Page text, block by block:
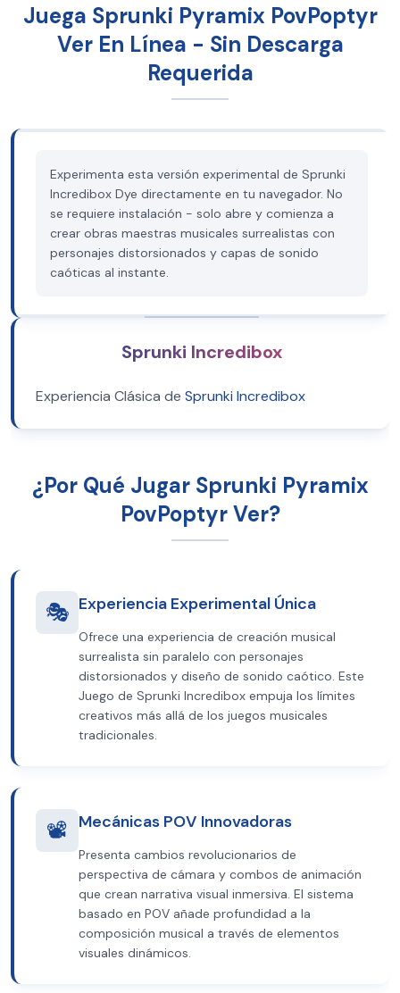
Juega Sprunki Pyramix PovPoptyr
Ver En Línea - Sin Descarga
Requerida
Experimenta esta versión experimental de Sprunki
Incredibox Dye directamente en tu navegador. No
se requiere instalación - solo abre y comienza a
crear obras maestras musicales surrealistas con
personajes distorsionados y capas de sonido
caóticas al instante.
Sprunki Incredibox
Experiencia Clásica de Sprunki Incredibox
¿Por Qué Jugar Sprunki Pyramix
PovPoptyr Ver?
🎭 Experiencia Experimental Única
Ofrece una experiencia de creación musical
surrealista sin paralelo con personajes
distorsionados y diseño de sonido caótico. Este
Juego de Sprunki Incredibox empuja los límites
creativos más allá de los juegos musicales
tradicionales.
📽️ Mecánicas POV Innovadoras
Presenta cambios revolucionarios de
perspectiva de cámara y combos de animación
que crean narrativa visual inmersiva. El sistema
basado en POV añade profundidad a la
composición musical a través de elementos
visuales dinámicos.